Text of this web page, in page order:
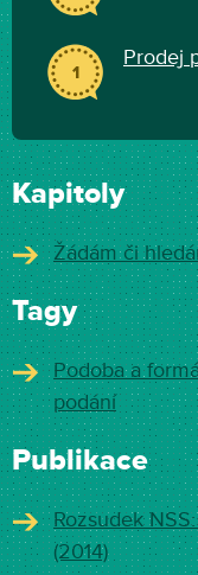
1
Prodej
Kapitoly
Žádám či
Tagy
Podoba a
podání
Publikace
Rozsudek
(2014)